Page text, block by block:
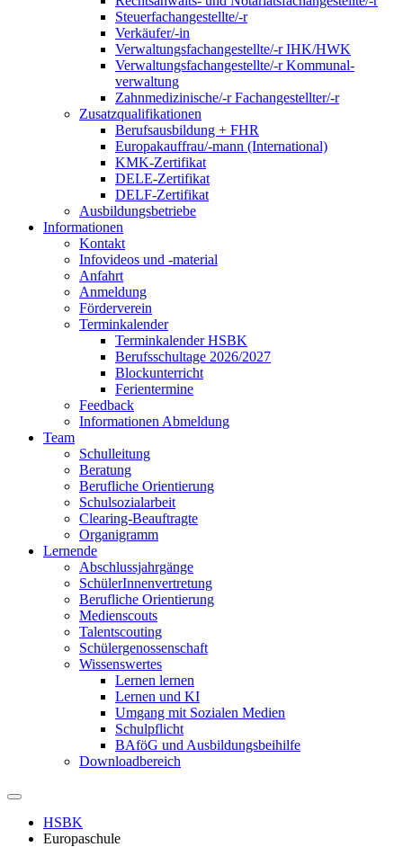
Steuerfachangestellte/-r
Verkäufer/-in
Verwaltungs­fach­angestellte/-r IHK/HWK
Verwaltungsfach­angestellte/-r Kommunal­
verwaltung
Zahnmedizinische/-r Fachangestellter/-r
Zusatzqualifikationen
Berufsausbildung + FHR
Europakauffrau/-mann (International)
KMK-Zertifikat
DELE-Zertifikat
DELF-Zertifikat
Ausbildungsbetriebe
Informationen
Kontakt
Infovideos und -material
Anfahrt
Anmeldung
Förderverein
Terminkalender
Terminkalender HSBK
Berufsschultage 2026/2027
Blockunterricht
Ferientermine
Feedback
Informationen Abmeldung
Team
Schulleitung
Beratung
Berufliche Orientierung
Schulsozialarbeit
Clearing-Beauftragte
Organigramm
Lernende
Abschlussjahrgänge
SchülerInnenvertretung
Berufliche Orientierung
Medienscouts
Talentscouting
Schüler­genossen­schaft
Wissenswertes
Lernen lernen
Lernen und KI
Umgang mit Sozialen Medien
Schulpflicht
BAföG und Ausbildungsbeihilfe
Downloadbereich
HSBK
Europaschule